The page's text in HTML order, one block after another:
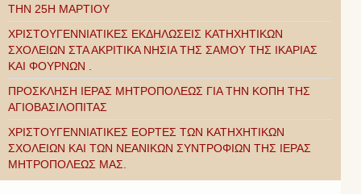
ΤΗΝ 25Η ΜΑΡΤΙΟΥ
ΧΡΙΣΤΟΥΓΕΝΝΙΑΤΙΚΕΣ ΕΚΔΗΛΩΣΕΙΣ ΚΑΤΗΧΗΤΙΚΩΝ
ΣΧΟΛΕΙΩΝ ΣΤΑ ΑΚΡΙΤΙΚΑ ΝΗΣΙΑ ΤΗΣ ΣΑΜΟΥ ΤΗΣ ΙΚΑΡΙΑΣ
ΚΑΙ ΦΟΥΡΝΩΝ .
ΠΡΟΣΚΛΗΣΗ ΙΕΡΑΣ ΜΗΤΡΟΠΟΛΕΩΣ ΓΙΑ ΤΗΝ ΚΟΠΗ ΤΗΣ
ΑΓΙΟΒΑΣΙΛΟΠΙΤΑΣ
ΧΡΙΣΤΟΥΓΕΝΝΙΑΤΙΚΕΣ ΕΟΡΤΕΣ ΤΩΝ ΚΑΤΗΧΗΤΙΚΩΝ
ΣΧΟΛΕΙΩΝ ΚΑΙ ΤΩΝ ΝΕΑΝΙΚΩΝ ΣΥΝΤΡΟΦΙΩΝ ΤΗΣ ΙΕΡΑΣ
ΜΗΤΡΟΠΟΛΕΩΣ ΜΑΣ.